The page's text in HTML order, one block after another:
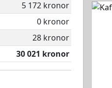
5 172 kronor
0 kronor
28 kronor
30 021 kronor